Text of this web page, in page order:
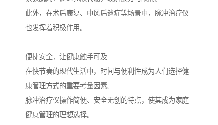
此外，在术后康复、中风后遗症等场景中，脉冲治疗仪
也发挥着积极作用。
便捷安全，让健康触手可及
在快节奏的现代生活中，时间与便利性成为人们选择健
康管理方式的重要考量因素。
脉冲治疗仪操作简便、安全无创的特点，使其成为家庭
健康管理的理想选择。